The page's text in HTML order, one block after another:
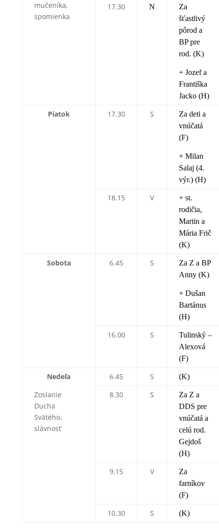
mučeníka,
spomienka
17.30 N
Za
šťastlivý
pôrod a
BP pre
rod. (K)
+ Jozef a
Františka
Jacko (H)
Piatok 17.30 S
Za deti a
vnúčatá
(F)
+ Milan
Salaj (4.
výr.) (H)
18.15 V
+ st.
rodičia,
Martin a
Mária Frič
(K)
Sobota 6.45 S
Za Z a BP
Anny (K)
+ Dušan
Bartánus
(H)
16.00 S
Tulinský –
Alexová
(F)
Nedeľa
Zoslanie
Ducha
Svätého,
slávnosť
6.45 S (K)
8.30 S
Za Z a
DDS pre
vnúčatá a
celú rod.
Gejdoš
(H)
9.15 V
Za
farníkov
(F)
10.30 S (K)